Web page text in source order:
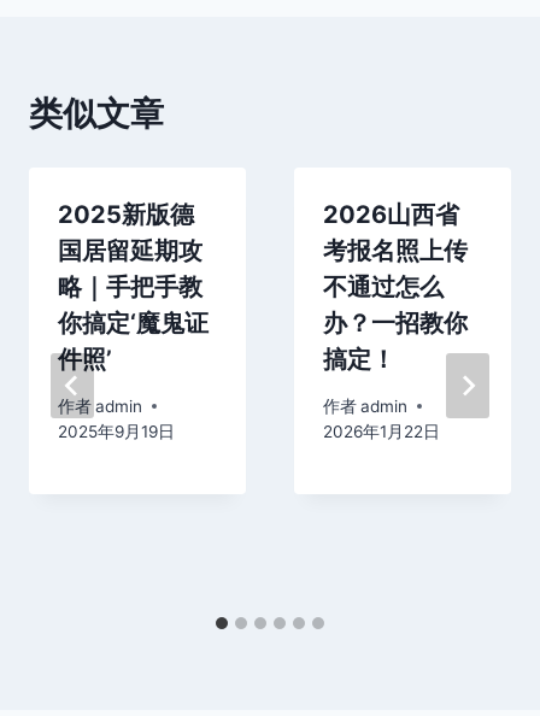
类似文章
2025新版德
国居留延期攻
略｜手把手教
你搞定‘魔鬼证
件照’
作者admin
2025年9月19日
2026山西省
考报名照上传
不通过怎么
办？一招教你
搞定！
作者admin
2026年1月22日